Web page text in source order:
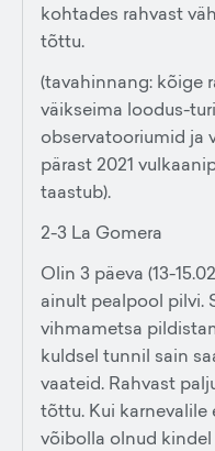
kohtades rahvast
tõttu.
(tavahinnang: kõige
väikseima loodus-
observatooriumid ja
pärast 2021
taastub).
2-3 La Gomera
Olin 3 päeva (13-
ainult pealpool pilvi.
vihmametsa
kuldsel tunnil sain
vaateid. Rahvast
tõttu. Kui karnevalile
võibolla olnud